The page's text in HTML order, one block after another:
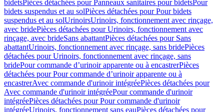
bidetsPièces détachées pour Panneaux sanitaires pour bidetsPour
bidets suspendus et au solPièces détachées pour Pour bidets
suspendus et au solUrinoirsUrinoirs, fonctionnement avec rinçage,
avec bridePièces détachées pour Urinoirs, fonctionnement avec
rinçage, avec brideSans abattantPièces détachées pour Sans
abattantUrinoirs, fonctionnement avec rinçage, sans bridePièces
détachées pour Urinoirs, fonctionnement avec rinçage, sans
bridePour commande d’urinoir apparente ou à encastrerPièces
détachées pour Pour commande d’urinoir apparente ou à
encastrerAvec commande d'urinoir intégréePièces détachées pour
Avec commande d'urinoir intégréePour commande d'urinoir
intégréePièces détachées pour Pour commande d'urinoir
intégréeUrinoirs, fonctionnement sans eauPièces détachées pour